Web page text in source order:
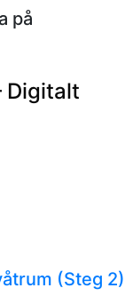
på
Digitalt
(Steg 2)